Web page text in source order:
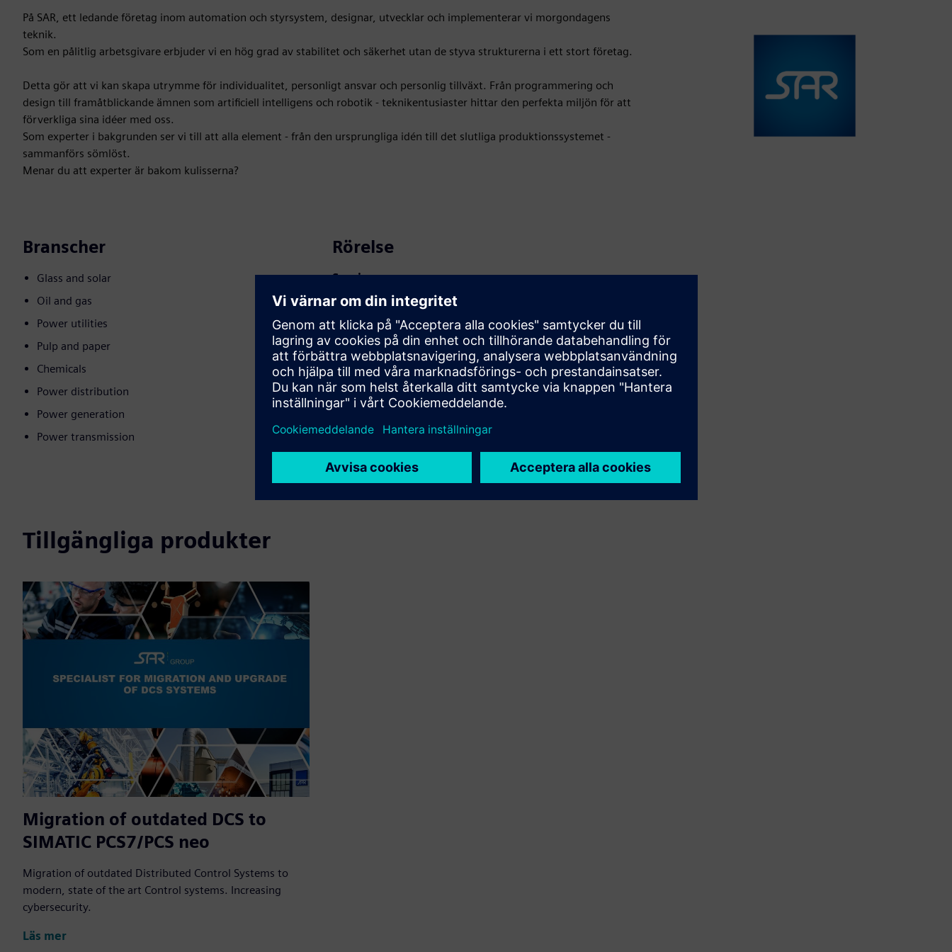
På SAR, ett ledande företag inom automation och styrsystem, designar, utvecklar och implementerar vi morgondagens
teknik.
Som en pålitlig arbetsgivare erbjuder vi en hög grad av stabilitet och säkerhet utan de styva strukturerna i ett stort företag.
Detta gör att vi kan skapa utrymme för individualitet, personligt ansvar och personlig tillväxt. Från programmering och
design till framåtblickande ämnen som artificiell intelligens och robotik - teknikentusiaster hittar den perfekta miljön för att
förverkliga sina idéer med oss.
Som experter i bakgrunden ser vi till att alla element - från den ursprungliga idén till det slutliga produktionssystemet -
sammanförs sömlöst.
Menar du att experter är bakom kulisserna?
Branscher
Glass and solar
Oil and gas
Power utilities
Pulp and paper
Chemicals
Power distribution
Power generation
Power transmission
Rörelse
Service
Tillhandahåller en tjänst för en Siemens Xcelerator-
produkt/lösning som hjälper kunden att implementera,
integrera, driva eller underhålla den
Tillgängliga produkter
Migration of outdated DCS to
SIMATIC PCS7/PCS neo
Migration of outdated Distributed Control Systems to
modern, state of the art Control systems. Increasing
cybersecurity.
Läs mer